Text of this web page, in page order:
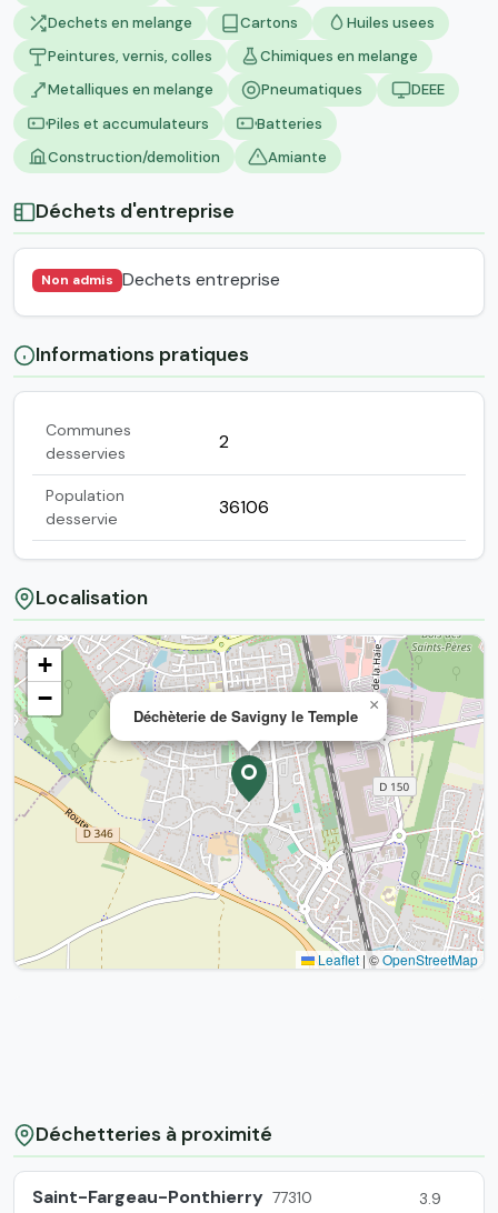
Dechets en melange
Cartons
Huiles usees
Peintures, vernis, colles
Chimiques en melange
Metalliques en melange
Pneumatiques
DEEE
Piles et accumulateurs
Batteries
Construction/demolition
Amiante
Déchets d'entreprise
Non admis Dechets entreprise
Informations pratiques
Communes
desservies
2
Population
desservie
36106
Localisation
Déchèterie de Savigny le Temple
×
+
−
Leaflet |©OpenStreetMap
Déchetteries à proximité
Saint-Fargeau-Ponthierry 77310
3.9